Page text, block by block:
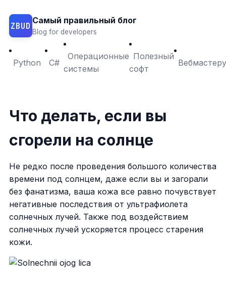
ZBUD
Самый правильный блог
Blog for developers
Python C#
Операционные
системы
Полезный
софт
Вебмастеру
Что делать, если вы
сгорели на солнце
Не редко после проведения большого количества
времени под солнцем, даже если вы и загорали
без фанатизма, ваша кожа все равно почувствует
негативные последствия от ультрафиолета
солнечных лучей. Также под воздействием
солнечных лучей ускоряется процесс старения
кожи.